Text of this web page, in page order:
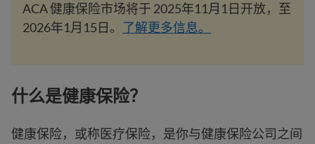
ACA 健康保险市场将于 2025年11月1日开放，至
2026年1月15日。 了解更多信息。
什么是健康保险？
健康保险，或称医疗保险，是你与健康保险公司之间